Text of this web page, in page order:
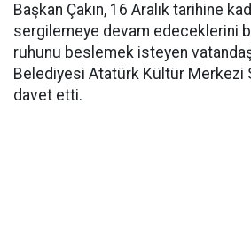
Başkan Çakın, 16 Aralık tarihine
sergilemeye devam edeceklerini
ruhunu beslemek isteyen
Belediyesi Atatürk Kültür Merkezi
davet etti.